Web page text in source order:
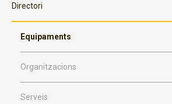
Directori
Equipaments
Organitzacions
Serveis